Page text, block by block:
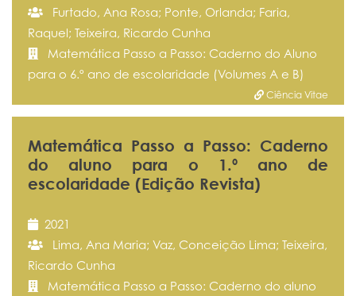
Furtado, Ana Rosa; Ponte, Orlanda; Faria,
Raquel; Teixeira, Ricardo Cunha
Matemática Passo a Passo: Caderno do Aluno
para o 6.º ano de escolaridade (Volumes A e B)
Ciência Vitae
Matemática Passo a Passo: Caderno
do aluno para o 1.º ano de
escolaridade (Edição Revista)
2021
Lima, Ana Maria; Vaz, Conceição Lima; Teixeira,
Ricardo Cunha
Matemática Passo a Passo: Caderno do aluno